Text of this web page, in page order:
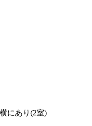
にあり(2室)